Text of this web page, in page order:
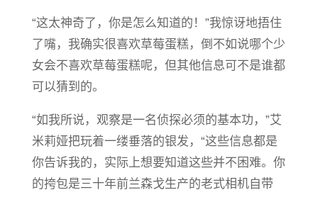
“这太神奇了，你是怎么知道的！”我惊讶地捂住
了嘴，我确实很喜欢草莓蛋糕，倒不如说哪个少
女会不喜欢草莓蛋糕呢，但其他信息可不是谁都
可以猜到的。
“如我所说，观察是一名侦探必须的基本功，”艾
米莉娅把玩着一缕垂落的银发，“这些信息都是
你告诉我的，实际上想要知道这些并不困难。你
的挎包是三十年前兰森戈生产的老式相机自带